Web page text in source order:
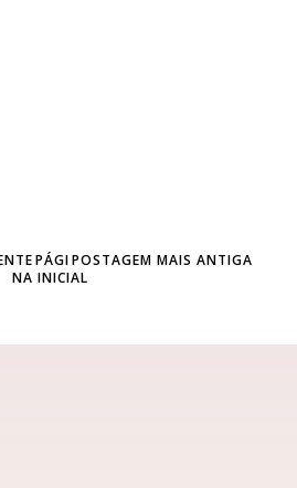
POSTAGEM MAIS ANTIGA
PÁGI
NA INICIAL